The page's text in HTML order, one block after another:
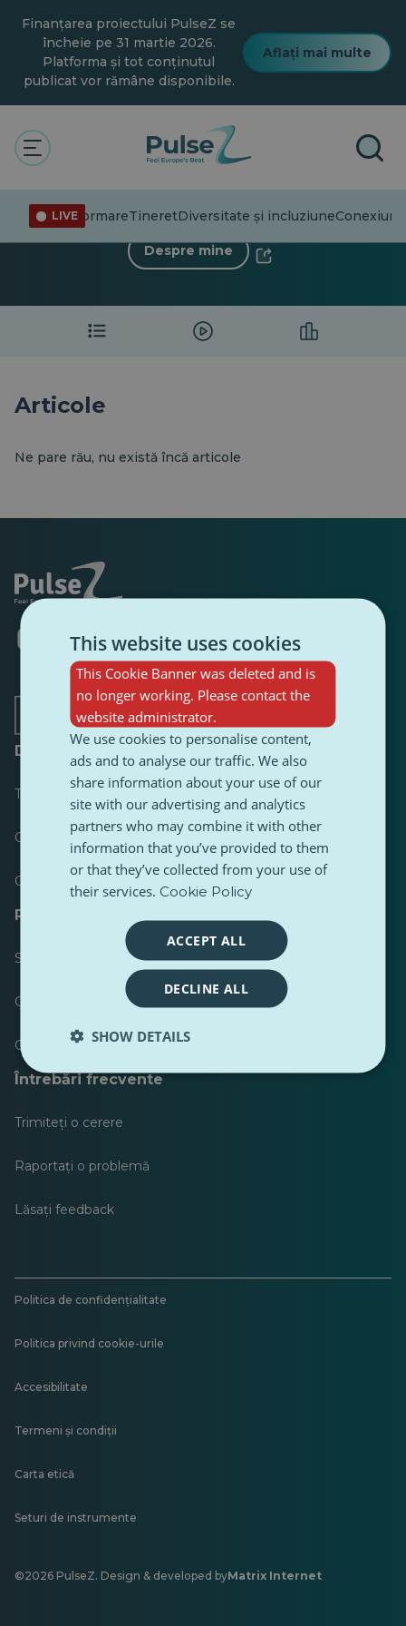
conținutul
principal
Finanțarea proiectului PulseZ se
încheie pe 31 martie 2026.
Platforma și tot conținutul
publicat vor rămâne disponibile.
Aflați mai multe
LIVE
DezinformareTineretDiversitate și incluziuneConexiuni
4 Urmăritori· 2 În urma
Despre mine
Articole
Ne pare rău, nu există încă articole
Se
deschide
filă
deschide
nouă
deschide
într-
o
filă
nouă
deschide
într-
o
filă
nouă
deschide
într-
o
filă
nouă
deschide
într-
o
filă
nouă
Despre
Tabloul de bord
Cele mai publicate
Cele mai urmărite
Resurse pentru jurnaliști
Seturi de instrumente
Ghid de stil pentru conținut PulseZ
Ghid de postare pentru contributori PulseZ
Întrebări frecvente
Trimiteți o cerere
Raportați o problemă
Lăsați feedback
Politica de confidențialitate
Politica privind cookie-urile
Accesibilitate
Termeni și condiții
Carta etică
Seturi de instrumente
©2026 PulseZ. Design & developed byMatrix Internet
Se
This website uses cookies
This Cookie Banner was deleted and is
no longer working. Please contact the
website administrator.
We use cookies to personalise content,
ads and to analyse our traffic. We also
share information about your use of our
site with our advertising and analytics
partners who may combine it with other
information that you’ve provided to them
or that they’ve collected from your use of
their services. Cookie Policy
ACCEPT ALL
DECLINE ALL
SHOW DETAILS